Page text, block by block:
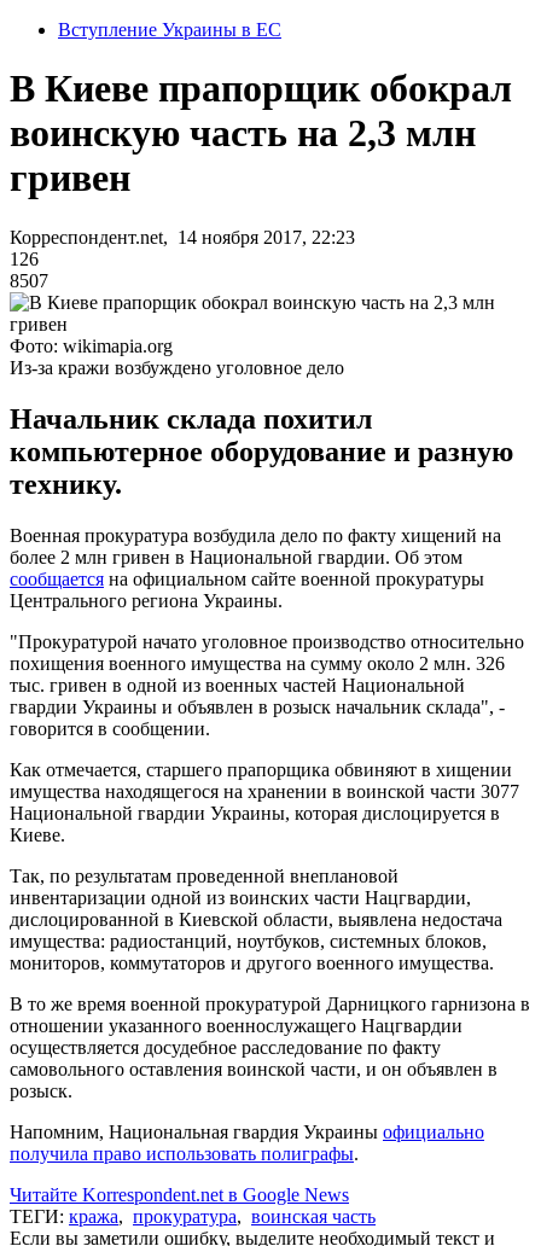
Вступление Украины в ЕС
В Киеве прапорщик обокрал
воинскую часть на 2,3 млн
гривен
Корреспондент.net, 14 ноября 2017, 22:23
126
8507
Фото: wikimapia.org
Из-за кражи возбуждено уголовное дело
Начальник склада похитил
компьютерное оборудование и разную
технику.
Военная прокуратура возбудила дело по факту хищений на
более 2 млн гривен в Национальной гвардии. Об этом
сообщается на официальном сайте военной прокуратуры
Центрального региона Украины.
"Прокуратурой начато уголовное производство относительно
похищения военного имущества на сумму около 2 млн. 326
тыс. гривен в одной из военных частей Национальной
гвардии Украины и объявлен в розыск начальник склада", -
говорится в сообщении.
Как отмечается, старшего прапорщика обвиняют в хищении
имущества находящегося на хранении в воинской части 3077
Национальной гвардии Украины, которая дислоцируется в
Киеве.
Так, по результатам проведенной внеплановой
инвентаризации одной из воинских части Нацгвардии,
дислоцированной в Киевской области, выявлена ​​недостача
имущества: радиостанций, ноутбуков, системных блоков,
мониторов, коммутаторов и другого военного имущества.
В то же время военной прокуратурой Дарницкого гарнизона в
отношении указанного военнослужащего Нацгвардии
осуществляется досудебное расследование по факту
самовольного оставления воинской части, и он объявлен в
розыск.
Напомним, Национальная гвардия Украины официально
получила право использовать полиграфы.
Читайте Korrespondent.net в Google News
ТЕГИ: кража, прокуратура, воинская часть
Если вы заметили ошибку, выделите необходимый текст и